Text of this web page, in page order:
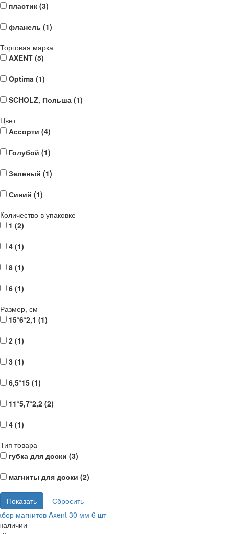
пластик (3)
фланель (1)
Торговая марка
AXENT (5)
Optima (1)
SCHOLZ, Польша (1)
Цвет
Ассорти (4)
Голубой (1)
Зеленый (1)
Синий (1)
Количество в упаковке
1 (2)
4 (1)
8 (1)
6 (1)
Размер, см
15*6*2,1 (1)
2 (1)
3 (1)
6,5*15 (1)
11*5,7*2,2 (2)
4 (1)
Тип товара
губка для доски (3)
магниты для доски (2)
магнитов Axent 30 мм 6 шт